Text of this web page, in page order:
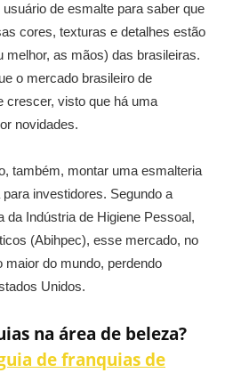
de esmalte para saber que
cores, texturas e detalhes estão
melhor, as mãos) das brasileiras.
o mercado brasileiro de
crescer, visto que há uma
novidades.
também, montar uma esmalteria
investidores. Segundo a
da Indústria de Higiene Pessoal,
(Abihpec), esse mercado, no
maior do mundo, perdendo
Unidos.
na área de beleza?
de franquias de